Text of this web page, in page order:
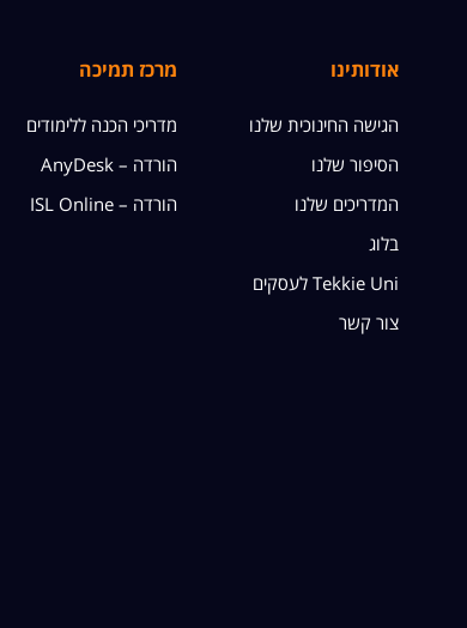
אודותינו
הגישה החינוכית שלנו
הסיפור שלנו
המדריכים שלנו
בלוג
Tekkie Uni לעסקים
צור קשר
מרכז תמיכה
מדריכי הכנה ללימודים
הורדה – AnyDesk
הורדה – ISL Online